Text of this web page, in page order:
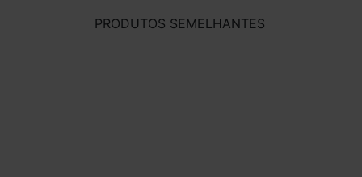
PRODUTOS SEMELHANTES